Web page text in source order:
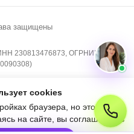
защищены
230813476873, ОГРНИП
сайте, не является публичной
cookies
браузера, но это может
на сайте, вы соглашаетесь
cookies.